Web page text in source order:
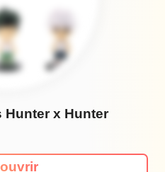
Hunter x Hunter